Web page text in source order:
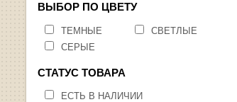
ВЫБОР ПО ЦВЕТУ
ТЕМНЫЕ
СВЕТЛЫЕ
СЕРЫЕ
СТАТУС ТОВАРА
ЕСТЬ В НАЛИЧИИ